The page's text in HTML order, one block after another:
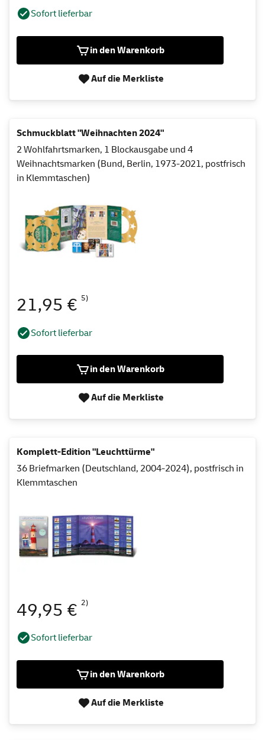
Sofort lieferbar
in den Warenkorb
Auf die Merkliste
Schmuckblatt "Weihnachten 2024"
2 Wohlfahrtsmarken, 1 Blockausgabe und 4
Weihnachtsmarken (Bund, Berlin, 1973-2021, postfrisch
in Klemmtaschen)
21,95 € 5)
Sofort lieferbar
in den Warenkorb
Auf die Merkliste
Komplett-Edition "Leuchttürme"
36 Briefmarken (Deutschland, 2004-2024), postfrisch in
Klemmtaschen
49,95 € 2)
Sofort lieferbar
in den Warenkorb
Auf die Merkliste